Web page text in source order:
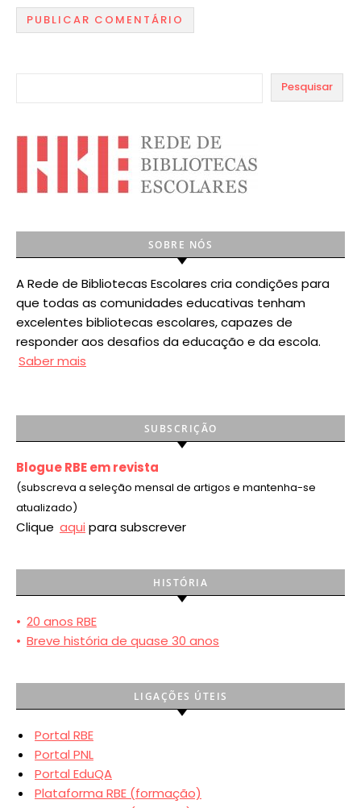
Pesquisar
SOBRE NÓS
A Rede de Bibliotecas Escolares cria condições para
que todas as comunidades educativas tenham
excelentes bibliotecas escolares, capazes de
responder aos desafios da educação e da escola.
Saber mais
SUBSCRIÇÃO
Blogue RBE em revista
(subscreva a seleção mensal de artigos e mantenha-se
atualizado)
Clique aqui para subscrever
HISTÓRIA
• 20 anos RBE
• Breve história de quase 30 anos
LIGAÇÕES ÚTEIS
Portal RBE
Portal PNL
Portal EduQA
Plataforma RBE (formação)